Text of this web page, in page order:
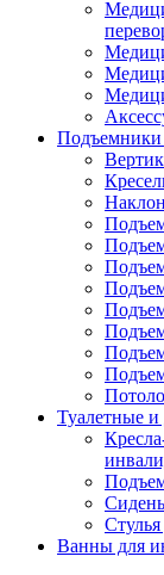
Подъемники
Туалетные
Ванны для